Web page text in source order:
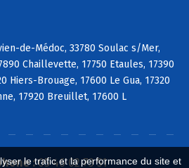
le trafic et la performance du site et
de-Médoc, 33780 Soulac s/Mer,
Chaillevette, 17750 Etaules, 17390
Hiers-Brouage, 17600 Le Gua, 17320
17920 Breuillet, 17600 L
:05 46 02 73 51